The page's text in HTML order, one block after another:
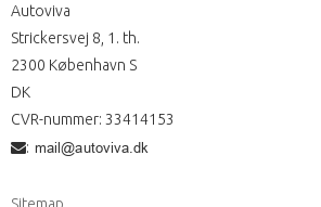
Autoviva
Strickersvej 8, 1. th.
2300 København S
DK
CVR-nummer: 33414153
: